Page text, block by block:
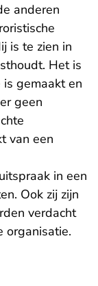
anderen
is te zien in
Het is
gemaakt en
geen
van een
in een
Ook zij zijn
verdacht
organisatie.